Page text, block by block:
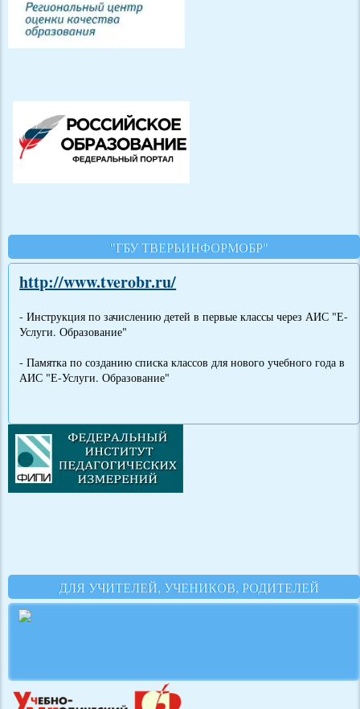
"ГБУ ТВЕРЬИНФОРМОБР"
http://www.tverobr.ru/
- Инструкция по зачислению детей в первые классы через АИС "Е-
Услуги. Образование"
- Памятка по созданию списка классов для нового учебного года в
АИС "Е-Услуги. Образование"
ДЛЯ УЧИТЕЛЕЙ, УЧЕНИКОВ, РОДИТЕЛЕЙ